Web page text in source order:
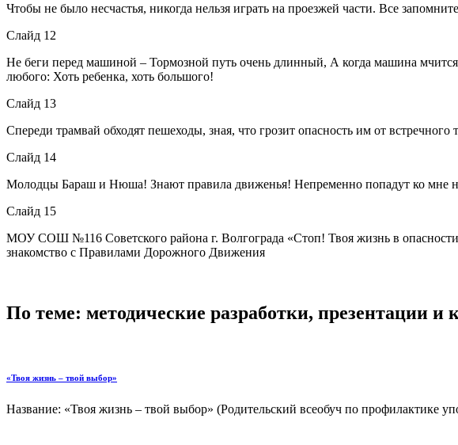
Чтобы не было несчастья, никогда нельзя играть на проезжей части. Все
Слайд 12
Не беги перед машиной – Тормозной путь очень длинный, А когда машина
любого: Хоть ребенка, хоть большого!
Слайд 13
Спереди трамвай обходят пешеходы, зная, что грозит опасность им от
Слайд 14
Молодцы Бараш и Нюша! Знают правила движенья! Непременно попадут ко мне
Слайд 15
МОУ СОШ №116 Советского района г. Волгограда «Стоп! Твоя жизнь в
знакомство с Правилами Дорожного Движения
По теме: методические разработки, презентации и
«Твоя жизнь – твой выбор»
Название: «Твоя жизнь – твой выбор» (Родительский всеобуч по профилактике